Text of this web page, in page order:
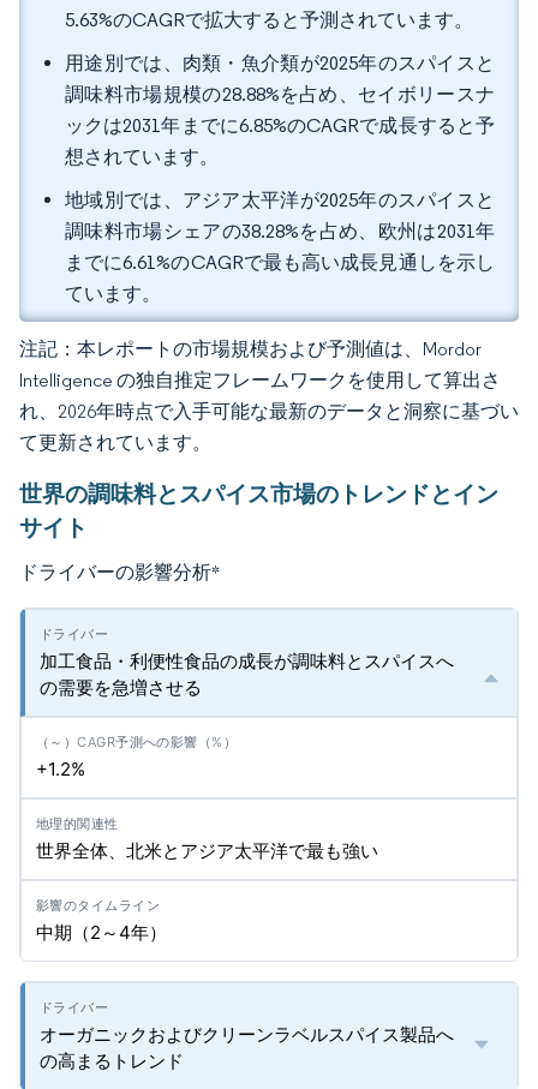
5.63%のCAGRで拡大すると予測されています。
用途別では、肉類・魚介類が2025年のスパイスと
調味料市場規模の28.88%を占め、セイボリースナ
ックは2031年までに6.85%のCAGRで成長すると予
想されています。
地域別では、アジア太平洋が2025年のスパイスと
調味料市場シェアの38.28%を占め、欧州は2031年
までに6.61%のCAGRで最も高い成長見通しを示し
ています。
注記：本レポートの市場規模および予測値は、Mordor
Intelligence の独自推定フレームワークを使用して算出さ
れ、2026年時点で入手可能な最新のデータと洞察に基づい
て更新されています。
世界の調味料とスパイス市場のトレンドとイン
サイト
ドライバーの影響分析*
加工食品・利便性食品の成長が調味料とスパイスへ
の需要を急増させる
+1.2%
世界全体、北米とアジア太平洋で最も強い
中期（2～4年）
オーガニックおよびクリーンラベルスパイス製品へ
の高まるトレンド